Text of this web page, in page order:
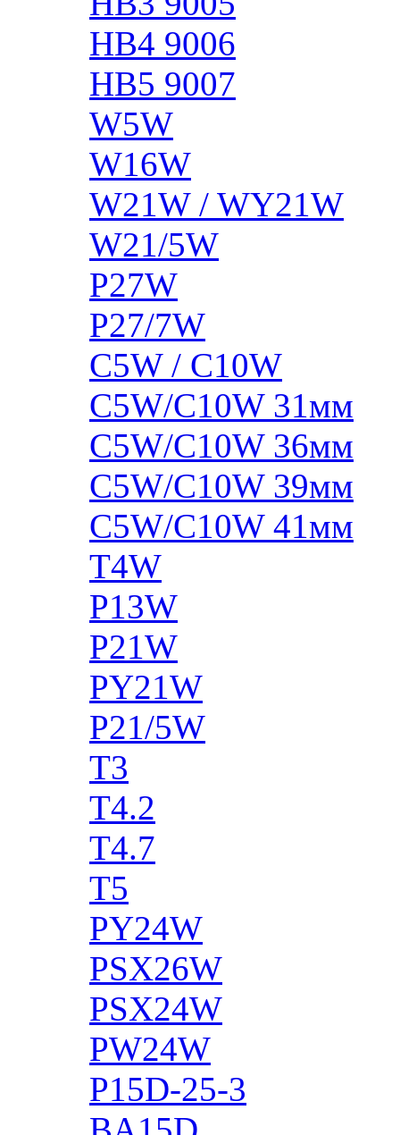
HB4 9006
HB5 9007
W5W
W16W
W21W / WY21W
W21/5W
P27W
P27/7W
C5W / C10W
C5W/C10W 31мм
C5W/C10W 36мм
C5W/C10W 39мм
C5W/C10W 41мм
T4W
P13W
P21W
PY21W
P21/5W
T3
T4.2
T4.7
T5
PY24W
PSX26W
PSX24W
PW24W
P15D-25-3